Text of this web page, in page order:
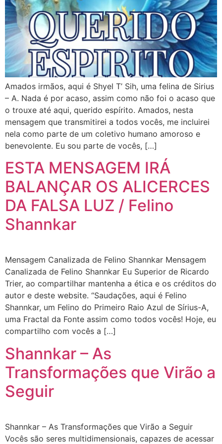
Amados irmãos, aqui é Shyel T’ Sih, uma felina de Sirius
– A. Nada é por acaso, assim como não foi o acaso que
o trouxe até aqui, querido espírito. Amados, nesta
mensagem que transmitirei a todos vocês, me incluirei
nela como parte de um coletivo humano amoroso e
benevolente. Eu sou parte de vocês, […]
ESTA MENSAGEM IRÁ
BALANÇAR OS ALICERCES
DA FALSA LUZ / Felino
Shannkar
Mensagem Canalizada de Felino Shannkar Mensagem
Canalizada de Felino Shannkar Eu Superior de Ricardo
Trier, ao compartilhar mantenha a ética e os créditos do
autor e deste website. “Saudações, aqui é Felino
Shannkar, um Felino do Primeiro Raio Azul de Sírius-A,
uma Fractal da Fonte assim como todos vocês! Hoje, eu
compartilho com vocês a […]
Shannkar – As
Transformações que Virão a
Seguir
Shannkar – As Transformações que Virão a Seguir
Vocês são seres multidimensionais, capazes de acessar